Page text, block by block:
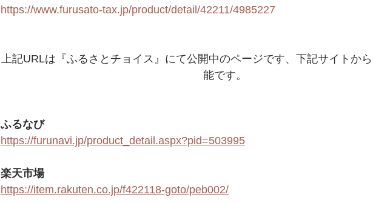
https://www.furusato-tax.jp/product/detail/42211/4985227
上記URLは『ふるさとチョイス』にて公開中のページです、下記サイトか
能です。
ふるなび
https://furunavi.jp/product_detail.aspx?pid=503995
楽天市場
https://item.rakuten.co.jp/f422118-goto/peb002/